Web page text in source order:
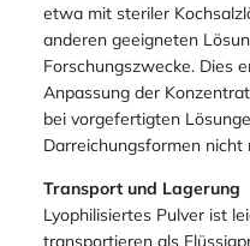
etwa mit steriler
anderen geeigneten
Forschungszwecke. Dies
Anpassung der
bei vorgefertigten
Darreichungsformen nicht
Transport und Lagerung
Lyophilisiertes Pulver ist
transportieren als